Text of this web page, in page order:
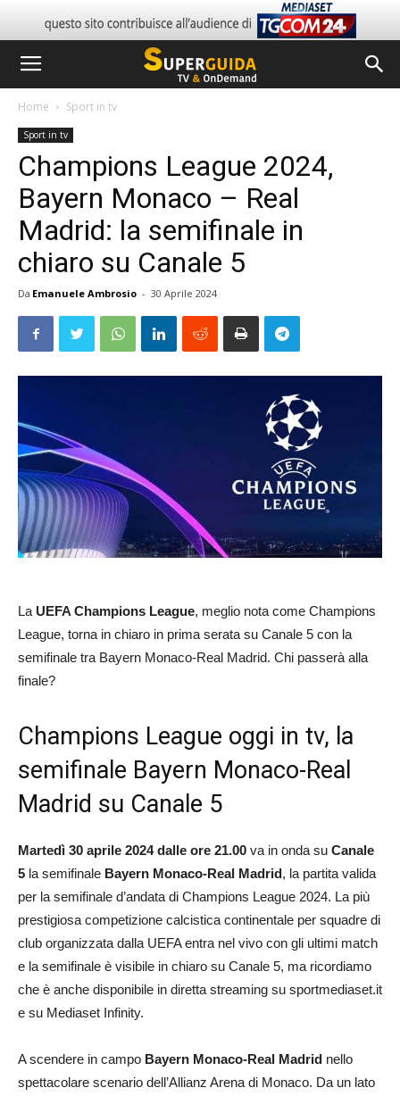
Home Sport in tv
Sport in tv
Champions League 2024,
Bayern Monaco – Real
Madrid: la semifinale in
chiaro su Canale 5
Da Emanuele Ambrosio - 30 Aprile 2024
La UEFA Champions League, meglio nota come Champions
League, torna in chiaro in prima serata su Canale 5 con la
semifinale tra Bayern Monaco-Real Madrid. Chi passerà alla
finale?
Champions League oggi in tv, la
semifinale Bayern Monaco-Real
Madrid su Canale 5
Martedì 30 aprile 2024 dalle ore 21.00 va in onda su Canale
5 la semifinale Bayern Monaco-Real Madrid, la partita valida
per la semifinale d’andata di Champions League 2024. La più
prestigiosa competizione calcistica continentale per squadre di
club organizzata dalla UEFA entra nel vivo con gli ultimi match
e la semifinale è visibile in chiaro su Canale 5, ma ricordiamo
che è anche disponibile in diretta streaming su sportmediaset.it
e su Mediaset Infinity.
A scendere in campo Bayern Monaco-Real Madrid nello
spettacolare scenario dell’Allianz Arena di Monaco. Da un lato